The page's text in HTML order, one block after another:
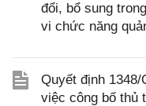
đổi, bổ sung
vi chức năng
Quyết định
việc công bố thủ